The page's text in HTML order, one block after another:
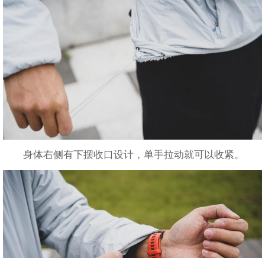
身体右侧有下摆收口设计，单手拉动就可以收紧。